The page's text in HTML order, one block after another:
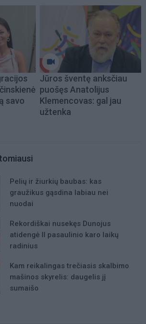
savo
Jūros šventę anksčiau
puošęs Anatolijus
Klemencovas: gal jau
užtenka
Pelių ir žiurkių baubas: kas
graužikus gąsdina labiau nei
nuodai
Rekordiškai nusekęs Dunojus
atidengė II pasaulinio karo laikų
radinius
Kam reikalingas trečiasis skalbimo
mašinos skyrelis: daugelis jį
sumaišo